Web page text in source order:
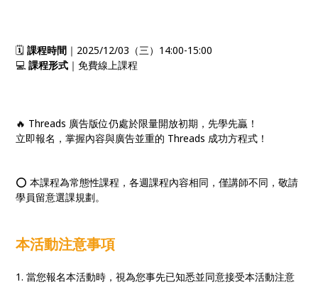
🗓️課程時間 ｜2025/12/03（三）14:00-15:00
💻課程形式 ｜免費線上課程
🔥 Threads 廣告版位仍處於限量開放初期，先學先贏！
立即報名，掌握內容與廣告並重的 Threads 成功方程式！
⭕ 本課程為常態性課程，各週課程內容相同，僅講師不同，敬請
學員留意選課規劃。
本活動注意事項
1. 當您報名本活動時，視為您事先已知悉並同意接受本活動注意